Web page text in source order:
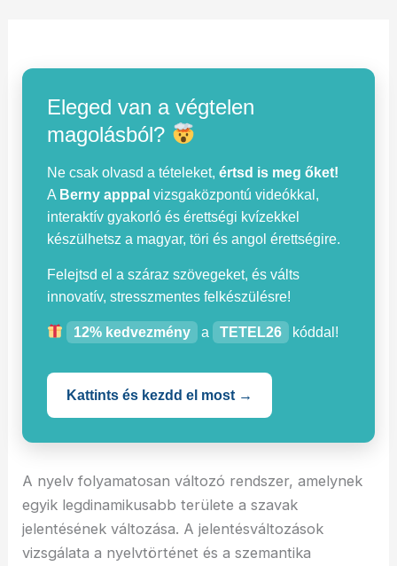
Eleged van a végtelen
magolásból?
Ne csak olvasd a tételeket,értsd is meg őket!
A Berny apppal vizsgaközpontú videókkal,
interaktív gyakorló és érettségi kvízekkel
készülhetsz a magyar, töri és angol érettségire.
Felejtsd el a száraz szövegeket, és válts
innovatív, stresszmentes felkészülésre!
12% kedvezmény a TETEL26 kóddal!
Kattints és kezdd el most →
A nyelv folyamatosan változó rendszer, amelynek
egyik legdinamikusabb területe a szavak
jelentésének változása. A jelentésváltozások
vizsgálata a nyelvtörténet és a szemantika